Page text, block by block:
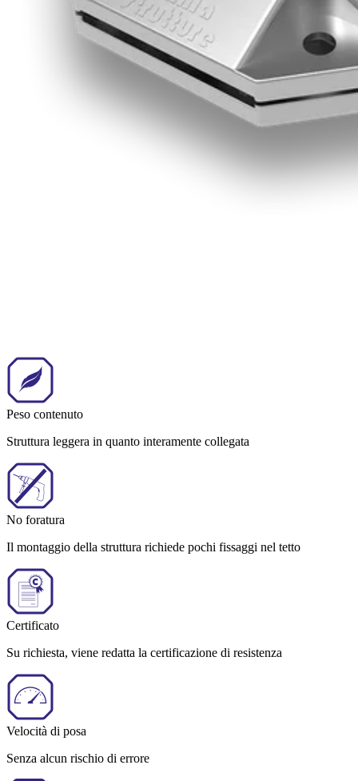
Peso contenuto
Struttura leggera in quanto interamente collegata
No foratura
Il montaggio della struttura richiede pochi fissaggi nel tetto
Certificato
Su richiesta, viene redatta la certificazione di resistenza
Velocità di posa
Senza alcun rischio di errore